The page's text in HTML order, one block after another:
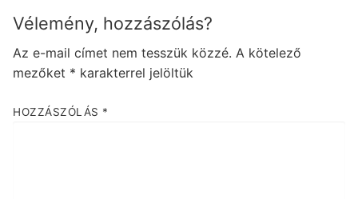
Vélemény, hozzászólás?
Az e-mail címet nem tesszük közzé. A kötelező
mezőket * karakterrel jelöltük
HOZZÁSZÓLÁS *